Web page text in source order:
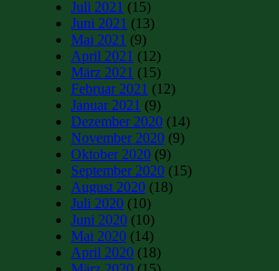
Juli 2021 (15)
Juni 2021 (13)
Mai 2021 (9)
April 2021 (12)
März 2021 (15)
Februar 2021 (12)
Januar 2021 (9)
Dezember 2020 (14)
November 2020 (9)
Oktober 2020 (9)
September 2020 (15)
August 2020 (18)
Juli 2020 (10)
Juni 2020 (10)
Mai 2020 (14)
April 2020 (18)